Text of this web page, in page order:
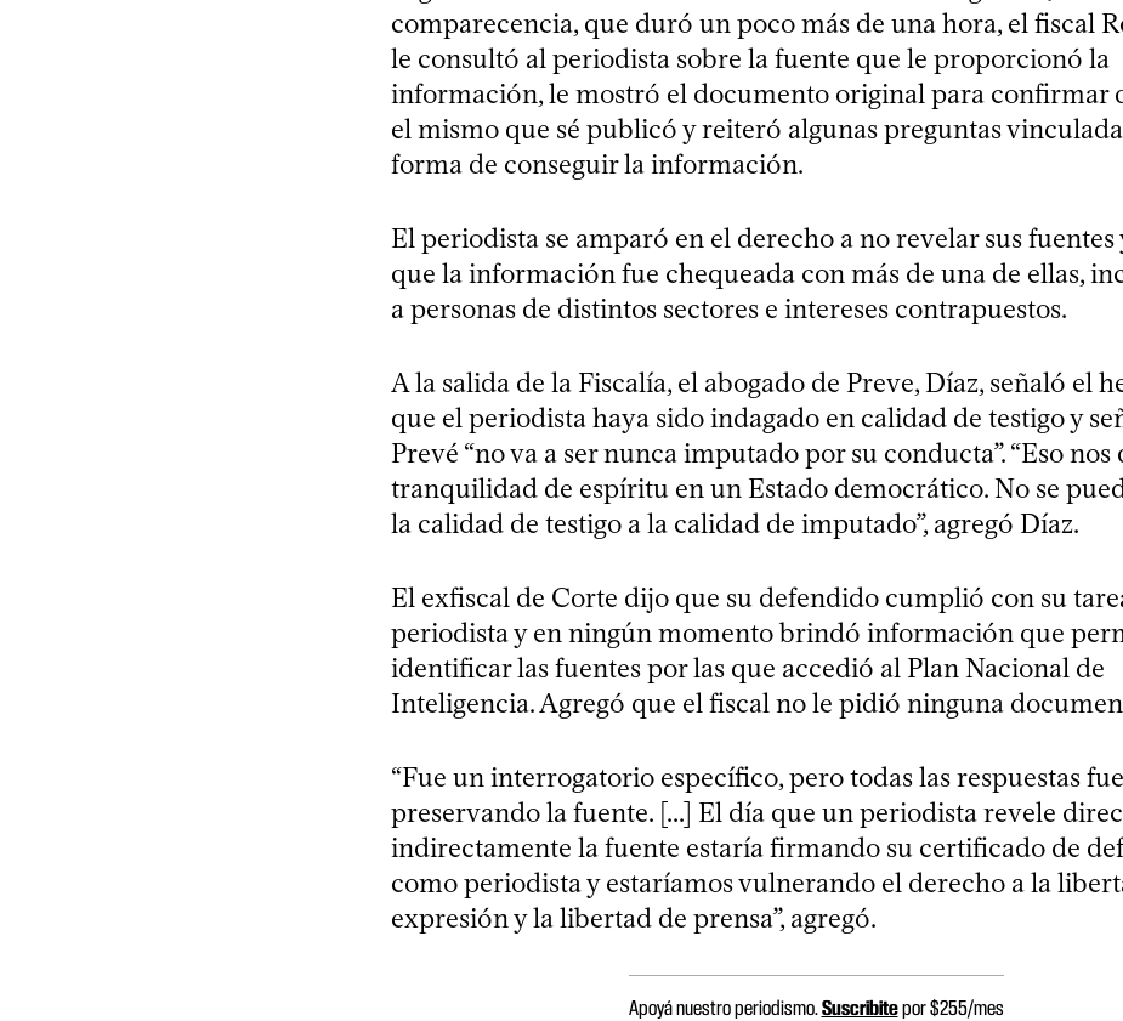
comparecencia, que duró un poco más de una hora, el fiscal
le consultó al periodista sobre la fuente que le proporcionó la
información, le mostró el documento original para confirmar
el mismo que sé publicó y reiteró algunas preguntas
forma de conseguir la información.
El periodista se amparó en el derecho a no revelar sus fuentes
que la información fue chequeada con más de una de ellas,
a personas de distintos sectores e intereses contrapuestos.
A la salida de la Fiscalía, el abogado de Preve, Díaz, señaló el
que el periodista haya sido indagado en calidad de testigo y
Prevé “no va a ser nunca imputado por su conducta”. “Eso nos
tranquilidad de espíritu en un Estado democrático. No se
la calidad de testigo a la calidad de imputado”, agregó Díaz.
El exfiscal de Corte dijo que su defendido cumplió con su
periodista y en ningún momento brindó información que
identificar las fuentes por las que accedió al Plan Nacional de
Inteligencia. Agregó que el fiscal no le pidió ninguna
“Fue un interrogatorio específico, pero todas las respuestas
preservando la fuente. [...] El día que un periodista revele
indirectamente la fuente estaría firmando su certificado de
como periodista y estaríamos vulnerando el derecho a la
expresión y la libertad de prensa”, agregó.
Apoyá nuestro periodismo.Suscribitepor $255/mes